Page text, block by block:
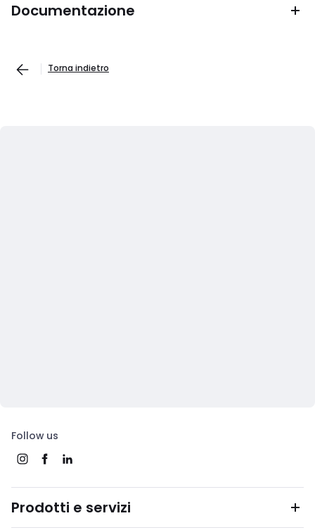
Documentazione
Torna indietro
Follow us
Prodotti e servizi